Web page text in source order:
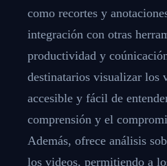
como recortes y
integración con otras
productividad y
destinatarios visualizar los
accesible y fácil de
comprensión y el
Además, ofrece análisis
los videos, permitiendo a